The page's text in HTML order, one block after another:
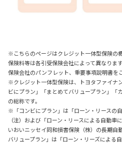
※こちらのページはクレジット一体型保険の
保険料等は各引受保険会社によって異なりま
保険会社のパンフレット、重要事項説明書を
※クレジット一体型保険は、トヨタファイナ
ビにプラン」「まとめてバリュープラン」「
の総称です。
※「コンビにプラン」は「ローン・リースの
（注）および「ローン・リースによる自動
いおいニッセイ同和損害保険（株）の長期自
バリュープラン」は「ローン・リーズによる